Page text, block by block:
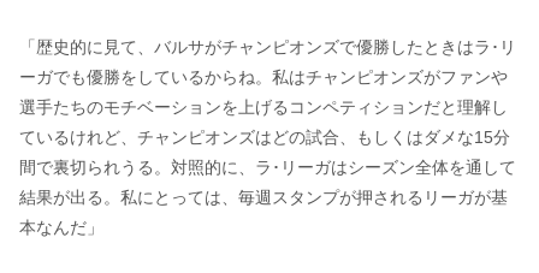
「歴史的に見て、バルサがチャンピオンズで優勝したときはラ･リ
ーガでも優勝をしているからね。私はチャンピオンズがファンや
選手たちのモチベーションを上げるコンペティションだと理解し
ているけれど、チャンピオンズはどの試合、もしくはダメな15分
間で裏切られうる。対照的に、ラ･リーガはシーズン全体を通して
結果が出る。私にとっては、毎週スタンプが押されるリーガが基
本なんだ」